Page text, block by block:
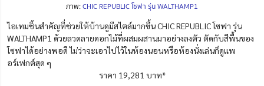
ภาพ:CHIC REPUBLIC โซฟา รุ่น WALTHAMP1
ไอเทมชิ้นสำคัญที่ช่วยให้บ้านดูมีสไตล์มากขึ้น CHIC REPUBLIC โซฟา รุ่น
WALTHAMP1 ด้วยลวดลายดอกไม้ที่ผสมผสานมาอย่างลงตัว ตัดกับสีพื้นของ
โซฟาได้อย่างพอดี ไม่ว่าจะเอาไปไว้ในห้องนอนหรือห้องนั่งเล่นก็ดูเเพ
อร์เฟกต์สุด ๆ
ราคา 19,281 บาท*